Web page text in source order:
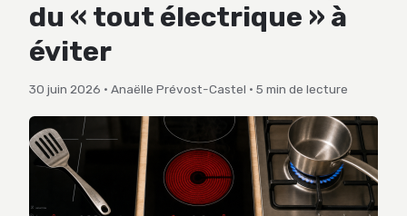
du « tout électrique » à
éviter
30 juin 2026 · Anaëlle Prévost-Castel · 5 min de lecture